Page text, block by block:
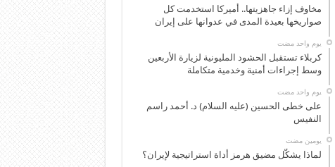
مخاوف إزاء جاهزيتها.. أميركا استخدمت كل
صواريخها بعيدة المدى في عدوانها على إيران
‏يوم واحد مضت
كربلاء تستقبل الحشود المليونية لزيارة الأربعين
وسط إجراءات أمنية وخدمية متكاملة
‏يوم واحد مضت
على خطى الحسين (عليه السلام) د. أحمد راسم
النفيس
‏يومين مضت
لماذا يشكّل مضيق هرمز أداة استراتيجية لإيران؟